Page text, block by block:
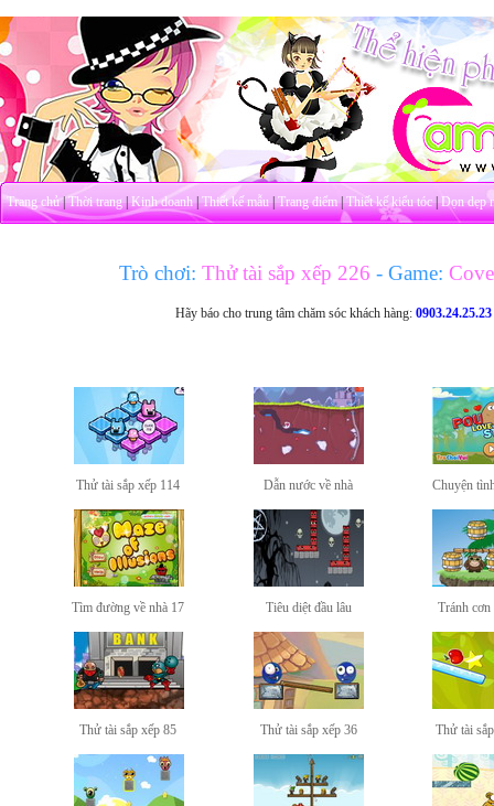
Trang chủ|Thời trang|Kinh doanh|Thiết kế mẫu|Trang điểm|Thiết kế kiểu tóc|Dọn dẹp
Trò chơi: Thử tài sắp xếp 226 - Game:
Hãy báo cho trung tâm chăm sóc khách hàng:0903.24.25.23
Thử tài sắp xếp 114 Dẫn nước về nhà Chuyện
Tìm đường về nhà 17 Tiêu diệt đầu lâu Tránh
Thử tài sắp xếp 85 Thử tài sắp xếp 36 Thử tài